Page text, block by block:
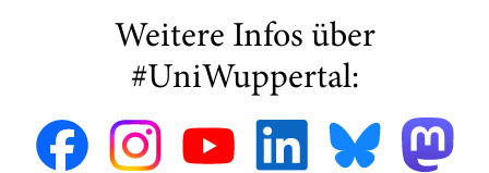
Weitere Infos über
#UniWuppertal: